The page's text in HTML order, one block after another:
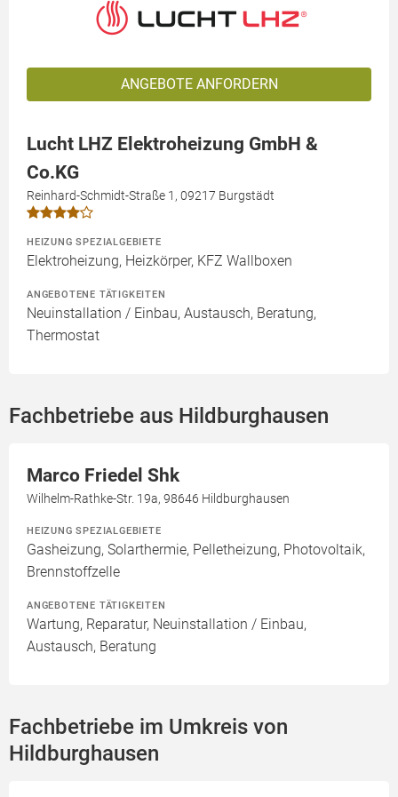
ANGEBOTE ANFORDERN
Lucht LHZ Elektroheizung GmbH &
Co.KG
Reinhard-Schmidt-Straße 1, 09217 Burgstädt
HEIZUNG SPEZIALGEBIETE
Elektroheizung, Heizkörper, KFZ Wallboxen
ANGEBOTENE TÄTIGKEITEN
Neuinstallation / Einbau, Austausch, Beratung,
Thermostat
Fachbetriebe aus Hildburghausen
Marco Friedel Shk
Wilhelm-Rathke-Str. 19a, 98646 Hildburghausen
HEIZUNG SPEZIALGEBIETE
Gasheizung, Solarthermie, Pelletheizung, Photovoltaik,
Brennstoffzelle
ANGEBOTENE TÄTIGKEITEN
Wartung, Reparatur, Neuinstallation / Einbau,
Austausch, Beratung
Fachbetriebe im Umkreis von
Hildburghausen